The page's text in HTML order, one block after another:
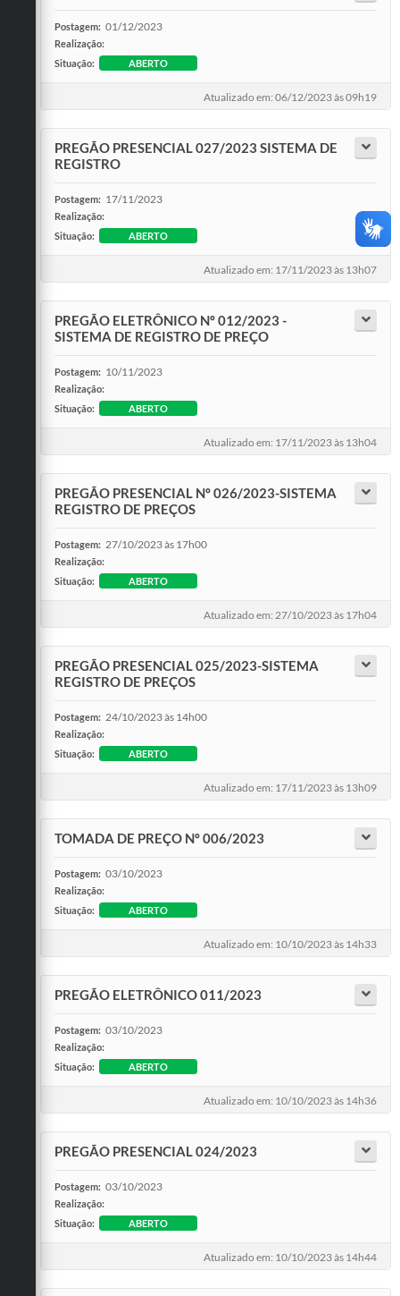
Postagem: 01/12/2023
Realização:
Situação:
ABERTO
Atualizado em: 06/12/2023 às 09h19
PREGÃO PRESENCIAL 027/2023 SISTEMA DE
REGISTRO
Postagem: 17/11/2023
Realização:
Situação:
ABERTO
Atualizado em: 17/11/2023 às 13h07
PREGÃO ELETRÔNICO Nº 012/2023 -
SISTEMA DE REGISTRO DE PREÇO
Postagem: 10/11/2023
Realização:
Situação:
ABERTO
Atualizado em: 17/11/2023 às 13h04
PREGÃO PRESENCIAL Nº 026/2023-SISTEMA
REGISTRO DE PREÇOS
Postagem: 27/10/2023 às 17h00
Realização:
Situação:
ABERTO
Atualizado em: 27/10/2023 às 17h04
PREGÃO PRESENCIAL 025/2023-SISTEMA
REGISTRO DE PREÇOS
Postagem: 24/10/2023 às 14h00
Realização:
Situação:
ABERTO
Atualizado em: 17/11/2023 às 13h09
TOMADA DE PREÇO Nº 006/2023
Postagem: 03/10/2023
Realização:
Situação:
ABERTO
Atualizado em: 10/10/2023 às 14h33
PREGÃO ELETRÔNICO 011/2023
Postagem: 03/10/2023
Realização:
Situação:
ABERTO
Atualizado em: 10/10/2023 às 14h36
PREGÃO PRESENCIAL 024/2023
Postagem: 03/10/2023
Realização:
Situação:
ABERTO
Atualizado em: 10/10/2023 às 14h44